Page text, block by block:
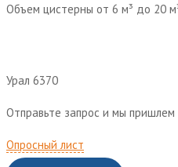
Объем цистерны от 6 м³ до 20
Урал 6370
Отправьте запрос и мы
Опросный лист